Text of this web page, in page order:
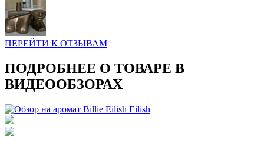
ПЕРЕЙТИ К ОТЗЫВАМ
ПОДРОБНЕЕ О ТОВАРЕ В
ВИДЕООБЗОРАХ